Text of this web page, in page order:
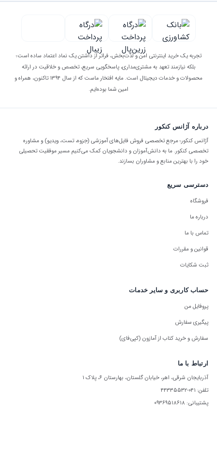
تجربه یک خرید اینترنتی امن و لذت‌بخش، فراتر از داشتن یک نماد اعتماد ساده است؛
بلکه نیازمند تعهد به مشتری‌مداری، پاسخگویی سریع، تخصص و خلاقیت در ارائه
محصولات و خدمات دیجیتال است. مایه افتخار ماست که از سال ۱۳۹۴ تاکنون، همراه و
امین شما بوده‌ایم.
درباره آژانس کنکور
آژانس کنکور؛ مرجع تخصصی فروش فایل‌های آموزشی (جزوه، تست، ویدیو) و مشاوره
تخصصی کنکور. ما به دانش‌آموزان و دانشجویان کمک می‌کنیم مسیر موفقیت تحصیلی
خود را با بهترین منابع و مشاوران بسازند.
دسترسی سریع
فروشگاه
درباره ما
تماس با ما
قوانین و مقررات
ثبت شکایات
حساب کاربری و سایر خدمات
پروفایل من
پیگیری سفارش
سفارش و خرید کتاب از آمازون (کپی‌فای)
ارتباط با ما
آذربایجان شرقی، اهر، خیابان گلستان، بهارستان ۶، پلاک ۱
تلفن: ۰۴۱-۴۴۳۳۵۵۳۲
پشتیبانی: ۰۹۳۶۹۵۱۸۶۱۸